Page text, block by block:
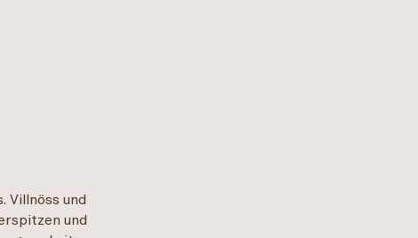
Villnöss und
und